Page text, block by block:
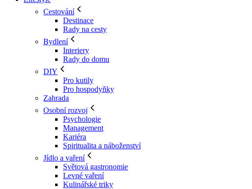
Cestování
Destinace
Rady na cesty
Bydlení
Interiery
Rady do domu
DIY
Pro kutily
Pro hospodyňky
Zahrada
Osobní rozvoj
Psychologie
Management
Kariéra
Spiritualita a náboženství
Jídlo a vaření
Světová gastronomie
Levné vaření
Kulinářské triky